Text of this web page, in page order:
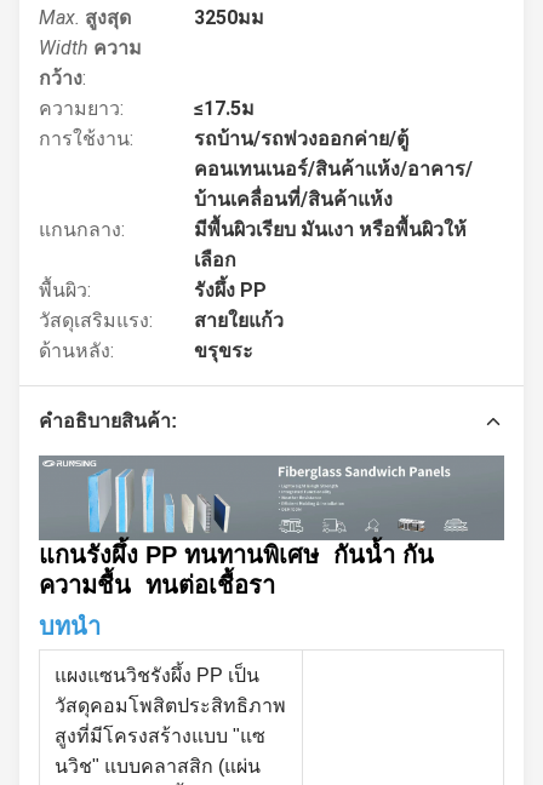
Max. สูงสุด
Width ความ
กว้าง:
3250มม
ความยาว:
≤17.5ม
การใช้งาน:
รถบ้าน/รถพ่วงออกค่าย/ตู้
คอนเทนเนอร์/สินค้าแห้ง/อาคาร/
บ้านเคลื่อนที่/สินค้าแห้ง
แกนกลาง:
มีพื้นผิวเรียบ มันเงา หรือพื้นผิวให้
เลือก
พื้นผิว:
รังผึ้ง PP
วัสดุเสริมแรง:
สายใยแก้ว
ด้านหลัง:
ขรุขระ
คําอธิบายสินค้า:
แกนรังผึ้ง PP ทนทานพิเศษ กันน้ำ กัน
ความชื้น ทนต่อเชื้อรา
บทนำ
แผงแซนวิชรังผึ้ง PP เป็น
วัสดุคอมโพสิตประสิทธิภาพ
สูงที่มีโครงสร้างแบบ "แซ
นวิช" แบบคลาสสิก (แผ่น